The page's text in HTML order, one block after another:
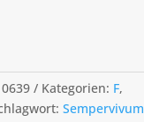
Kategorien: F,
Sempervivum